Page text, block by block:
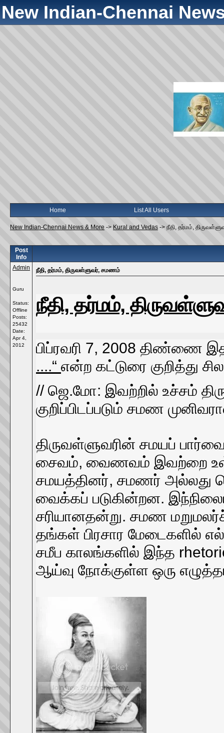
New Indian-Chennai
Home List All Users
New Indian-Chennai News & More -> Kural and Vedas -> நீதி, தர்மம்,
Post
Info
Admin
Guru
Status:
Offline
Posts:
25432
Date:
Apr 4,
2012
நீதி, தர்மம், திருவள்ளுவர், சமணம்
நீதி, தர்மம்,
பிப்ரவரி 7, 2008 திண்ணை
....“ என்ற கட்டுரை குறித்து
// ஜெ.மோ: இவற்றில் உச்சம்
குறிப்பிடப்படும் சமண
திருவள்ளுவரின் சமயப்
சைவம், வைணவம் இவற்றை
சமயத்தினர், சமணர் அல்லது
வைக்கப் படுகின்றன.
சரியானதன்று. சமண
தங்கள் பிரசார மேடைகளில்
சமீப காலங்களில் இந்த
ஆய்வு நோக்குள்ள ஒரு